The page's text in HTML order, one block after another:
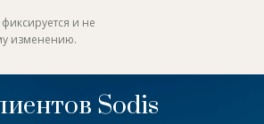
и не
изменению.
Sodis